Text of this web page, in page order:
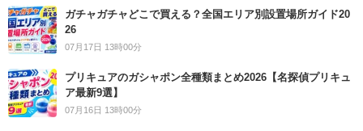
ガチャガチャどこで買える？全国エリア別設置場所ガイド20
26
07月17日 13時00分
プリキュアのガシャポン全種類まとめ2026【名探偵プリキュ
ア最新9選】
07月16日 13時00分